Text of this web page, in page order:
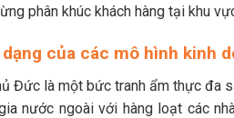
phân khúc khách hàng tại khu
dạng của các mô hình kinh
Đức là một bức tranh ẩm thực đa
nước ngoài với hàng loạt các